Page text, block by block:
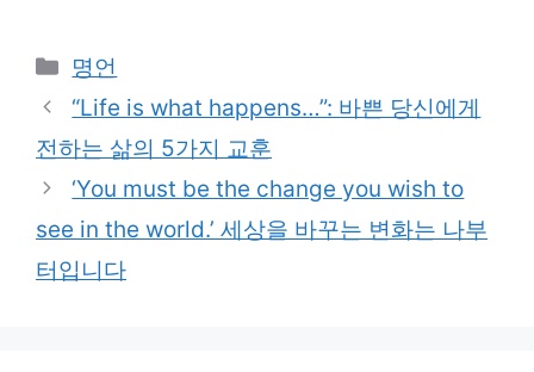
Categories
명언
“Life is what happens…”: 바쁜 당신에게
전하는 삶의 5가지 교훈
‘You must be the change you wish to
see in the world.’ 세상을 바꾸는 변화는 나부
터입니다